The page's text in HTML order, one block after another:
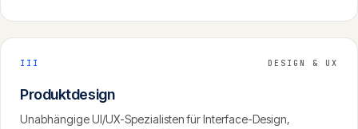
III DESIGN & UX
Produktdesign
Unabhängige UI/UX-Spezialisten für Interface-Design,